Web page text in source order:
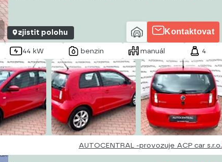
zjistit polohu Kontaktovat
44 kW benzin manuál 4
AUTOCENTRAL -provozuje ACP car s.r.o.